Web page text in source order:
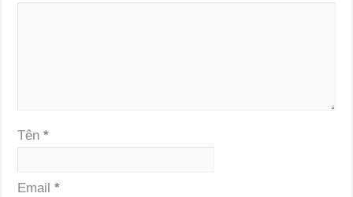
Tên*
Email*